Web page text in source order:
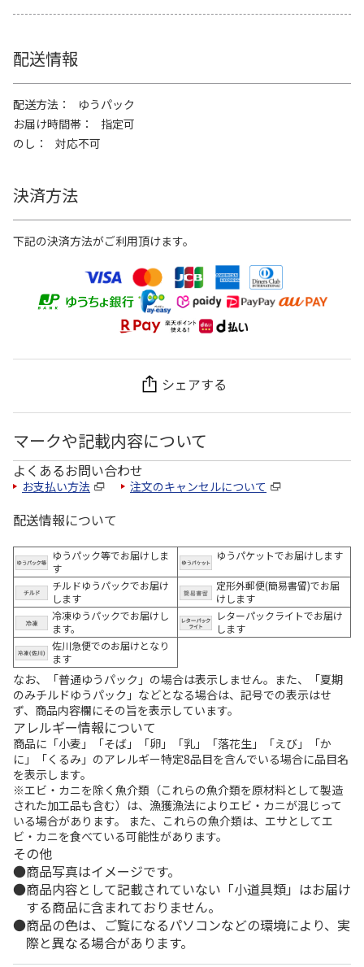
配送情報
配送方法
ゆうパック
お届け時間帯
指定可
のし
対応不可
決済方法
下記の決済方法がご利用頂けます。
シェアする
マークや記載内容について
よくあるお問い合わせ
お支払い方法 注文のキャンセルについて
配送情報について
ゆうパック等でお届けしま
す
ゆうパケットでお届けします
チルドゆうパックでお届け
します
定形外郵便(簡易書留)でお届
けします
冷凍ゆうパックでお届けし
ます。
レターパックライトでお届け
します
佐川急便でのお届けとなり
ます
なお、「普通ゆうパック」の場合は表示しません。また、「夏期
のみチルドゆうパック」などとなる場合は、記号での表示はせ
ず、商品内容欄にその旨を表示しています。
アレルギー情報について
商品に「小麦」「そば」「卵」「乳」「落花生」「えび」「か
に」「くるみ」のアレルギー特定8品目を含んでいる場合に品目名
を表示します。
※エビ・カニを除く魚介類（これらの魚介類を原材料として製造
された加工品も含む）は、漁獲漁法によりエビ・カニが混じって
いる場合があります。 また、これらの魚介類は、エサとしてエ
ビ・カニを食べている可能性があります。
その他
商品写真はイメージです。
商品内容として記載されていない「小道具類」はお届け
する商品に含まれておりません。
商品の色は、ご覧になるパソコンなどの環境により、実
際と異なる場合があります。